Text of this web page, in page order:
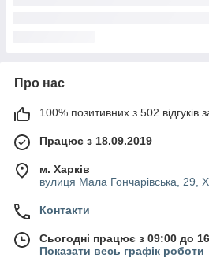
Про нас
100% позитивних з 502 відгуків
Працює з 18.09.2019
м. Харків
вулиця Мала Гончарівська, 29,
Контакти
Сьогодні працює з 09:00 до
Показати весь графік роботи